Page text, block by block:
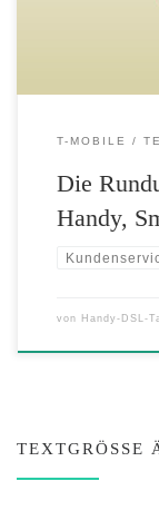
Unterstützung für
T-MOBILE
Die
Handy,
von Handy-DSL-
TEXTGRÖSSE